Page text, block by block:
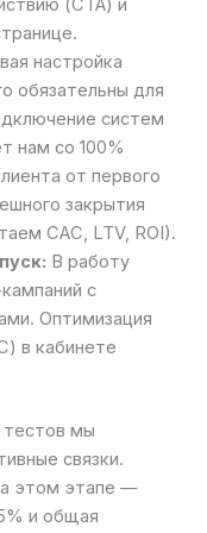
(CTA) и
настройка
обязательны для
систем
нам со 100%
от первого
закрытия
CAC, LTV, ROI).
В работу
с
Оптимизация
в кабинете
тестов мы
связки.
этом этапе —
и общая